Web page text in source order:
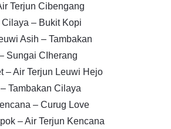
Terjun Cibengang
– Bukit Kopi
Asih – Tambakan
Sungai CIherang
– Air Terjun Leuwi Hejo
Tambakan Cilaya
– Curug Love
– Air Terjun Kencana